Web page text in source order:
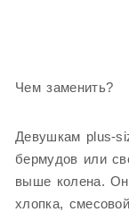
Чем заменить?
Девушкам plus-
бермудов или
выше колена.
хлопка,